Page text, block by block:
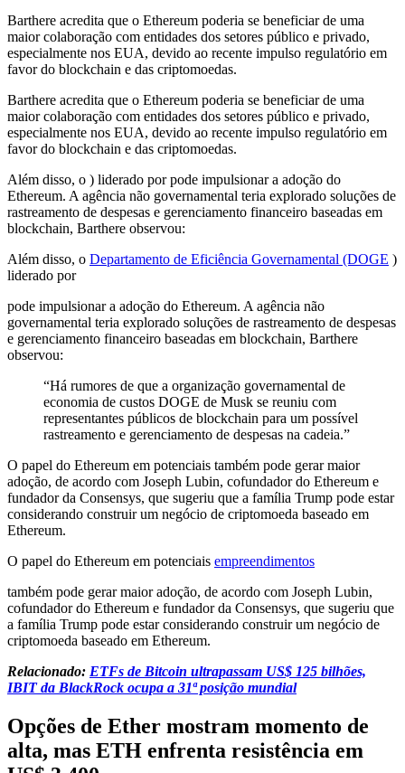
Barthere acredita que o Ethereum poderia se beneficiar de uma
maior colaboração com entidades dos setores público e privado,
especialmente nos EUA, devido ao recente impulso regulatório em
favor do blockchain e das criptomoedas.
Barthere acredita que o Ethereum poderia se beneficiar de uma
maior colaboração com entidades dos setores público e privado,
especialmente nos EUA, devido ao recente impulso regulatório em
favor do blockchain e das criptomoedas.
Além disso, o ) liderado por pode impulsionar a adoção do
Ethereum. A agência não governamental teria explorado soluções de
rastreamento de despesas e gerenciamento financeiro baseadas em
blockchain, Barthere observou:
Além disso, o Departamento de Eficiência Governamental (DOGE )
liderado por
pode impulsionar a adoção do Ethereum. A agência não
governamental teria explorado soluções de rastreamento de despesas
e gerenciamento financeiro baseadas em blockchain, Barthere
observou:
“Há rumores de que a organização governamental de
economia de custos DOGE de Musk se reuniu com
representantes públicos de blockchain para um possível
rastreamento e gerenciamento de despesas na cadeia.”
O papel do Ethereum em potenciais também pode gerar maior
adoção, de acordo com Joseph Lubin, cofundador do Ethereum e
fundador da Consensys, que sugeriu que a família Trump pode estar
considerando construir um negócio de criptomoeda baseado em
Ethereum.
O papel do Ethereum em potenciais empreendimentos
também pode gerar maior adoção, de acordo com Joseph Lubin,
cofundador do Ethereum e fundador da Consensys, que sugeriu que
a família Trump pode estar considerando construir um negócio de
criptomoeda baseado em Ethereum.
Relacionado: ETFs de Bitcoin ultrapassam US$ 125 bilhões,
IBIT da BlackRock ocupa a 31ª posição mundial
Opções de Ether mostram momento de
alta, mas ETH enfrenta resistência em